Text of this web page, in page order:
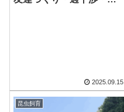
2025.09.15
昆虫飼育